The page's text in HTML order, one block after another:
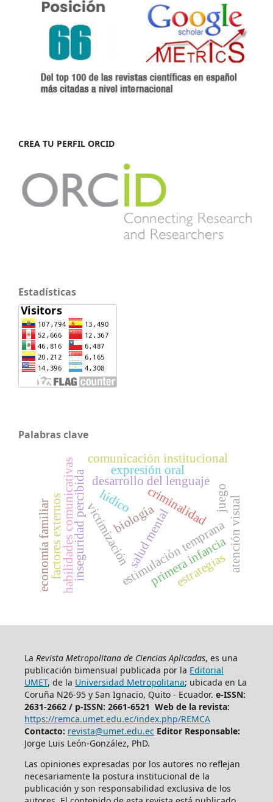
CREA TU PERFIL ORCID
Estadísticas
Palabras clave
criminalidad
salud mental
victimización
inseguridad percibida estimulación temprana
desarrollo del lenguaje
primera infancia
habilidades comunicativas expresión oral
atención visual
comunicación institucional
biología
factores externos juego
estrategias
lúdico
economía familiar
La Revista Metropolitana de Ciencias Aplicadas, es una
publicación bimensual publicada por la Editorial
UMET, de la Universidad Metropolitana; ubicada en La
Coruña N26-95 y San Ignacio, Quito - Ecuador. e-ISSN:
2631-2662 / p-ISSN: 2661-6521 Web de la revista:
https://remca.umet.edu.ec/index.php/REMCA
Contacto: revista@umet.edu.ec Editor Responsable:
Jorge Luis León-González, PhD.
Las opiniones expresadas por los autores no reflejan
necesariamente la postura institucional de la
publicación y son responsabilidad exclusiva de los